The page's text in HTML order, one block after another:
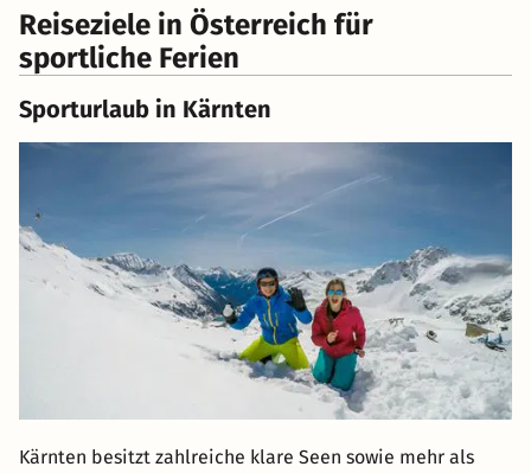
Reiseziele in Österreich für
sportliche Ferien
Sporturlaub in Kärnten
Kärnten besitzt zahlreiche klare Seen sowie mehr als